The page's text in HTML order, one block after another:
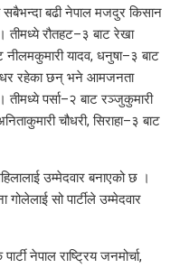
सबैभन्दा बढी नेपाल मजदुर किसान
तीमध्ये रौतहट–३ बाट रेखा
नीलमकुमारी यादव, धनुषा–३ बाट
रहेका छन् भने आमजनता
तीमध्ये पर्सा–२ बाट रञ्जुकुमारी
चौधरी, सिराहा–३ बाट
उम्मेदवार बनाएको छ ।
गोलेलाई सो पार्टीले उम्मेदवार
नेपाल राष्ट्रिय जनमोर्चा,